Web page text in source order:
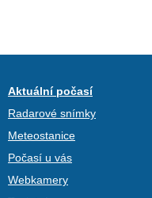
Aktuální počasí
Radarové snímky
Meteostanice
Počasí u vás
Webkamery